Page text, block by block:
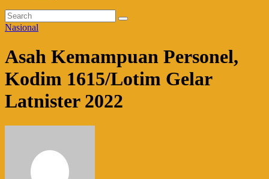
Nasional
Asah Kemampuan Personel,
Kodim 1615/Lotim Gelar
Latnister 2022